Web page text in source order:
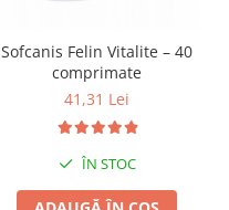
Sofcanis Felin Vitalite – 40
comprimate
41,31 Lei
ÎN STOC